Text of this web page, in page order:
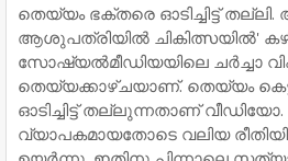
തെയ്യം ഭക്തരെ ഓടിച്ചിട്ട് തല്ലി.
ആശുപത്രിയില്‍ ചികിത്സയില്‍'
സോഷ്യല്‍മീഡിയയിലെ ചര്‍ച്ചാ
തെയ്യക്കാഴ്ചയാണ്. തെയ്യം
ഓടിച്ചിട്ട് തല്ലുന്നതാണ്
വ്യാപകമായതോടെ വലിയ